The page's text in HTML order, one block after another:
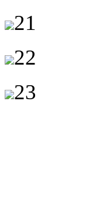
21
22
23